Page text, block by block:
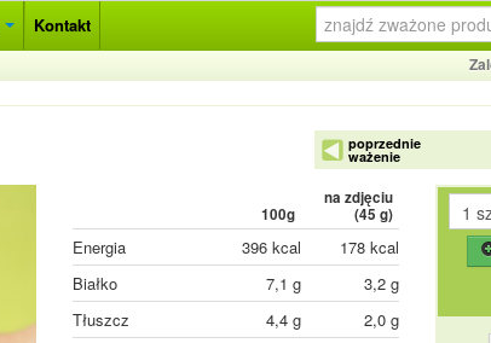
Kontakt
poprzednie
ważenie
100g
na zdjęciu
(45 g)
Energia 396 kcal
178 kcal
Białko
7,1 g
3,2 g
Tłuszcz
4,4 g
2,0 g